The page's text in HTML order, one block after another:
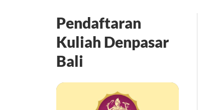
Pendaftaran
Kuliah Denpasar
Bali